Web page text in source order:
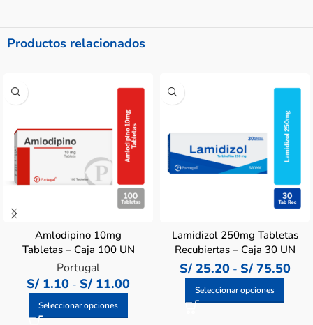
Productos relacionados
Amlodipino 10mg
Tabletas – Caja 100 UN
Portugal
S/ 1.10 - S/ 11.00
Seleccionar opciones
Lamidizol 250mg Tabletas
Recubiertas – Caja 30 UN
S/25.20 - S/75.50
Seleccionar opciones